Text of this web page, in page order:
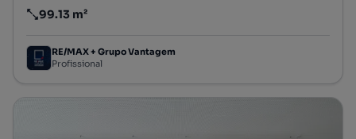
Preço por metro quadrado
99.13 m²
RE/MAX + Grupo Vantagem
Profissional